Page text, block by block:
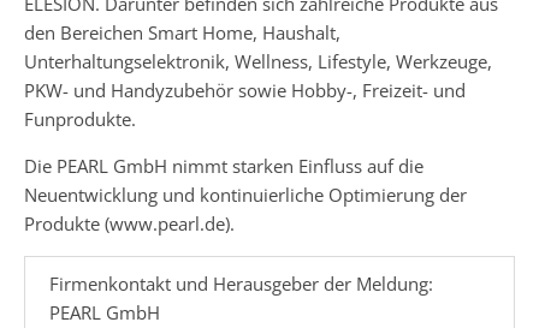
den Bereichen Smart Home, Haushalt,
Unterhaltungselektronik, Wellness, Lifestyle, Werkzeuge,
PKW- und Handyzubehör sowie Hobby-, Freizeit- und
Funprodukte.
Die PEARL GmbH nimmt starken Einfluss auf die
Neuentwicklung und kontinuierliche Optimierung der
Produkte (www.pearl.de).
Firmenkontakt und Herausgeber der Meldung:
PEARL GmbH